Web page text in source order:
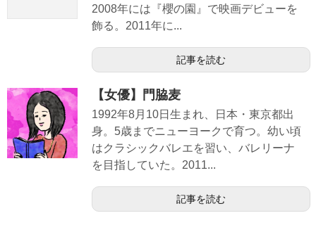
2008年には『櫻の園』で映画デビューを
飾る。2011年に...
記事を読む
【女優】門脇麦
1992年8月10日生まれ、日本・東京都出
身。5歳までニューヨークで育つ。幼い頃
はクラシックバレエを習い、バレリーナ
を目指していた。2011...
記事を読む